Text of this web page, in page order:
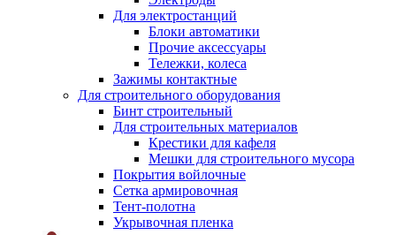
Для электростанций
Блоки автоматики
Прочие аксессуары
Тележки, колеса
Зажимы контактные
Для строительного оборудования
Бинт строительный
Для строительных материалов
Крестики для кафеля
Мешки для строительного мусора
Покрытия войлочные
Сетка армировочная
Тент-полотна
Укрывочная пленка